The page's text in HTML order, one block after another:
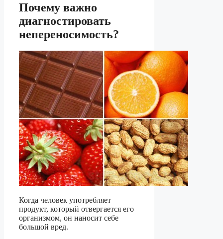
Почему важно
диагностировать
непереносимость?
Когда человек употребляет
продукт, который отвергается его
организмом, он наносит себе
большой вред.